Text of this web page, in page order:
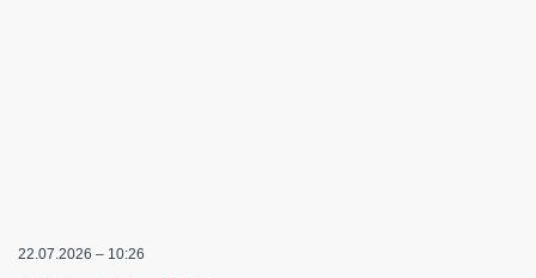
22.07.2026 – 10:26